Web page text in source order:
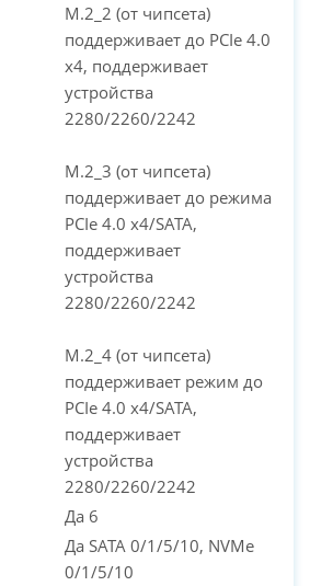
M.2_2 (от чипсета)
поддерживает до PCIe 4.0
x4, поддерживает
устройства
2280/2260/2242
M.2_3 (от чипсета)
поддерживает до режима
PCIe 4.0 x4/SATA,
поддерживает
устройства
2280/2260/2242
M.2_4 (от чипсета)
поддерживает режим до
PCIe 4.0 x4/SATA,
поддерживает
устройства
2280/2260/2242
Да 6
Да SATA 0/1/5/10, NVMe
0/1/5/10